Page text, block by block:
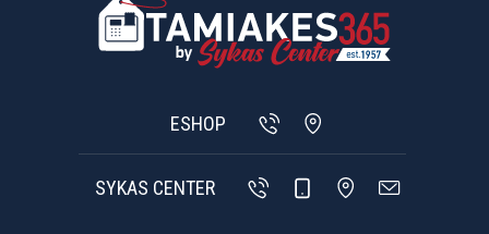
ESHOP
SYKAS CENTER